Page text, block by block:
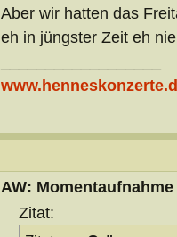
Aber wir hatten das
eh in jüngster Zeit eh
AW: Momentaufnahme
Zitat: